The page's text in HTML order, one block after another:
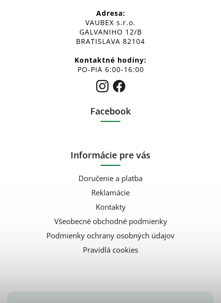
Adresa:
VAUBEX s.r.o.
GALVANIHO 12/B
BRATISLAVA 82104
Kontaktné hodiny:
PO-PIA 6:00-16:00
Facebook
Informácie pre vás
Doručenie a platba
Reklamácie
Kontakty
Všeobecné obchodné podmienky
Podmienky ochrany osobných údajov
Pravidlá cookies